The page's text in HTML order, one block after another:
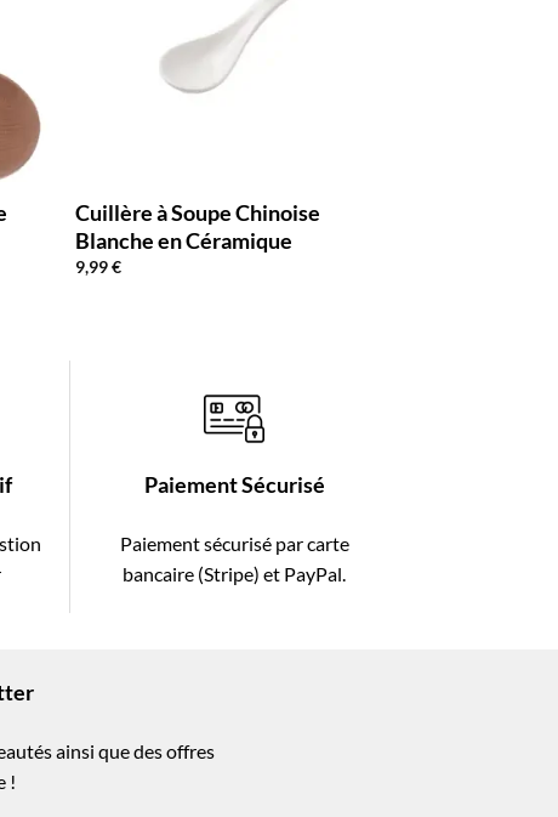
Cuillère à Soupe Chinoise
Blanche en Céramique
9,99€
Paiement Sécurisé
Paiement sécurisé par carte
bancaire (Stripe) et PayPal.
ainsi que des offres
!